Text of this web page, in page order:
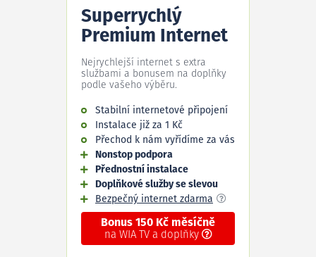
Superrychlý
Premium Internet
Nejrychlejší internet s extra
službami a bonusem na doplňky
podle vašeho výběru.
Stabilní internetové připojení
Instalace již za 1 Kč
Přechod k nám vyřídíme za vás
Nonstop podpora
Přednostní instalace
Doplňkové služby se slevou
Bezpečný internet zdarma
Bonus 150 Kč měsíčně
na WIA TV a doplňky